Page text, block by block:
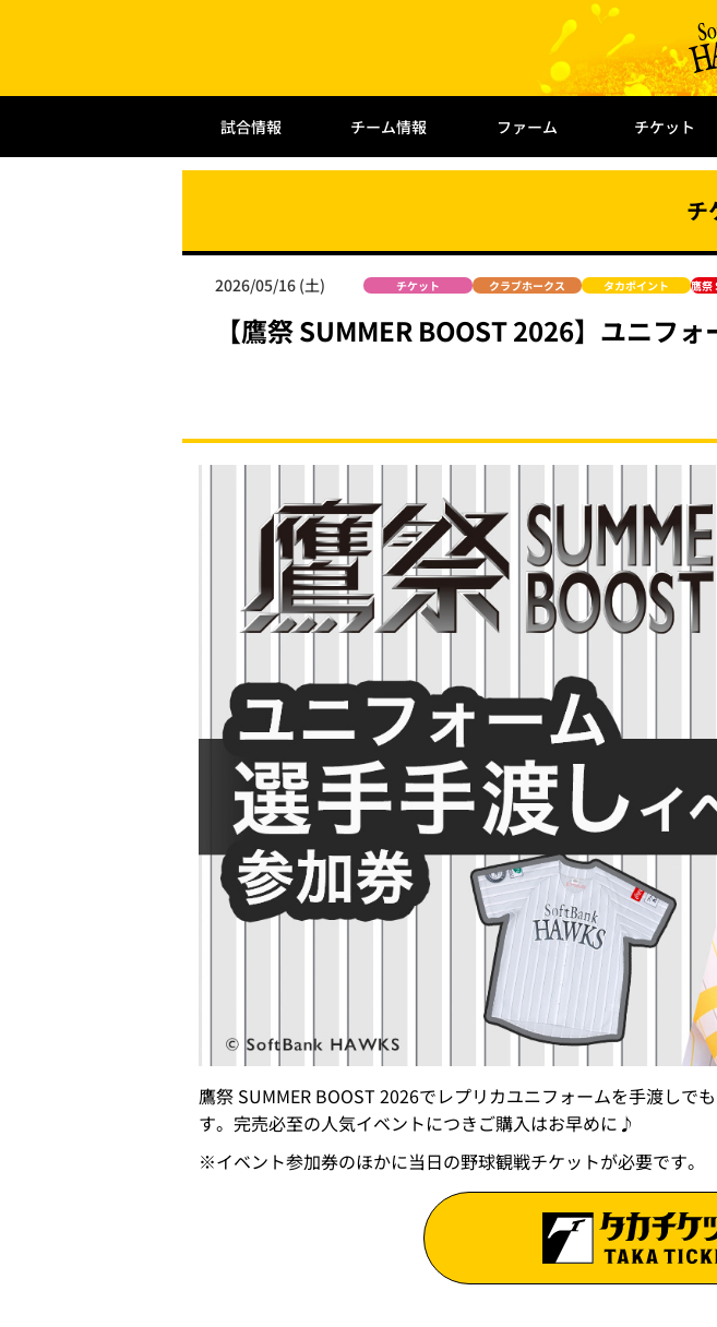
試合情報 チーム情報 ファーム チケット
チ
2026/05/16 (土) チケット クラブホークス タカポイント 鷹祭
【鷹祭 SUMMER BOOST 2026】ユニフ
鷹祭 SUMMER BOOST 2026でレプリカユニフォームを手渡しで
す。完売必至の人気イベントにつきご購入はお早めに♪
※イベント参加券のほかに当日の野球観戦チケットが必要です。